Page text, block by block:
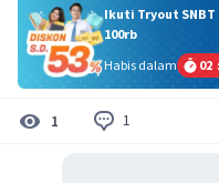
Ikuti Tryout SNBT
100rb
Habis dalam
02 :
1 1